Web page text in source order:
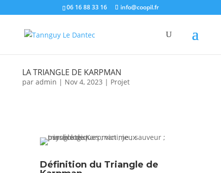
06 16 88 33 16 info@coopil.fr
LA TRIANGLE DE KARPMAN
par admin | Nov 4, 2023 | Projet
Définition du Triangle de